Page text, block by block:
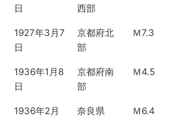
日
西部
1927年3月7
日
京都府北
部
Ｍ7.3
1936年1月8
日
京都府南
部
Ｍ4.5
1936年2月
奈良県 Ｍ6.4